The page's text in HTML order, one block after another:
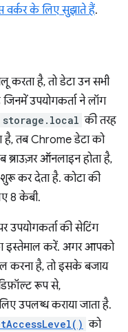
वर्कर के लिए सुझाते हैं.
करता है, तो डेटा उन सभी
उपयोगकर्ता ने लॉग
storage.local की तरह
है, तब Chrome डेटा को
ब्राउज़र ऑनलाइन होता है,
कर देता है. कोटा की
8 केबी.
उपयोगकर्ता की सेटिंग
इस्तेमाल करें. अगर आपको
करना है, तो इसके बजाय
रूप से,
उपलब्ध कराया जाता है.
को